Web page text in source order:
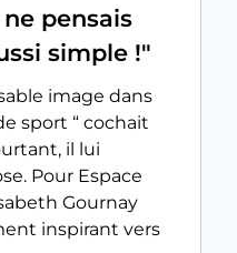
pensais
simple !"
image dans
sport “ cochait
il lui
Pour Espace
Gournay
inspirant vers